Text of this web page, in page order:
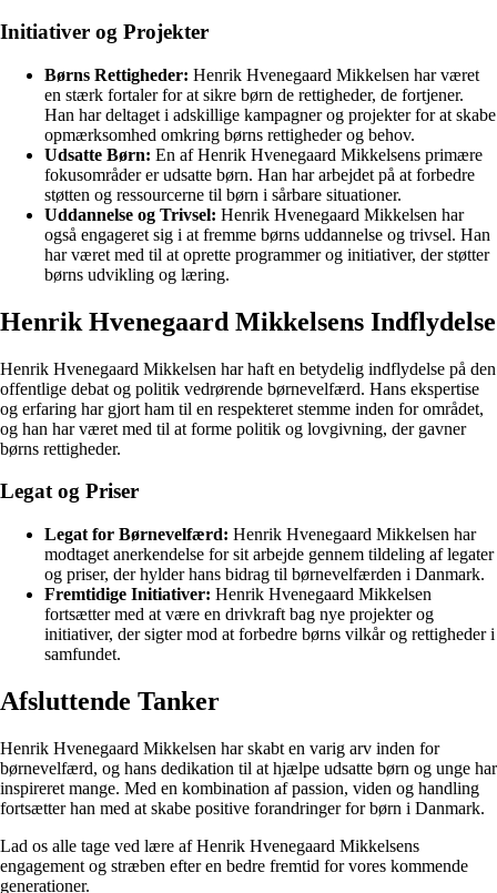
Initiativer og Projekter
Børns Rettigheder: Henrik Hvenegaard Mikkelsen har været
en stærk fortaler for at sikre børn de rettigheder, de fortjener.
Han har deltaget i adskillige kampagner og projekter for at skabe
opmærksomhed omkring børns rettigheder og behov.
Udsatte Børn: En af Henrik Hvenegaard Mikkelsens primære
fokusområder er udsatte børn. Han har arbejdet på at forbedre
støtten og ressourcerne til børn i sårbare situationer.
Uddannelse og Trivsel: Henrik Hvenegaard Mikkelsen har
også engageret sig i at fremme børns uddannelse og trivsel. Han
har været med til at oprette programmer og initiativer, der støtter
børns udvikling og læring.
Henrik Hvenegaard Mikkelsens Indflydelse
Henrik Hvenegaard Mikkelsen har haft en betydelig indflydelse på den
offentlige debat og politik vedrørende børnevelfærd. Hans ekspertise
og erfaring har gjort ham til en respekteret stemme inden for området,
og han har været med til at forme politik og lovgivning, der gavner
børns rettigheder.
Legat og Priser
Legat for Børnevelfærd: Henrik Hvenegaard Mikkelsen har
modtaget anerkendelse for sit arbejde gennem tildeling af legater
og priser, der hylder hans bidrag til børnevelfærden i Danmark.
Fremtidige Initiativer: Henrik Hvenegaard Mikkelsen
fortsætter med at være en drivkraft bag nye projekter og
initiativer, der sigter mod at forbedre børns vilkår og rettigheder i
samfundet.
Afsluttende Tanker
Henrik Hvenegaard Mikkelsen har skabt en varig arv inden for
børnevelfærd, og hans dedikation til at hjælpe udsatte børn og unge har
inspireret mange. Med en kombination af passion, viden og handling
fortsætter han med at skabe positive forandringer for børn i Danmark.
Lad os alle tage ved lære af Henrik Hvenegaard Mikkelsens
engagement og stræben efter en bedre fremtid for vores kommende
generationer.